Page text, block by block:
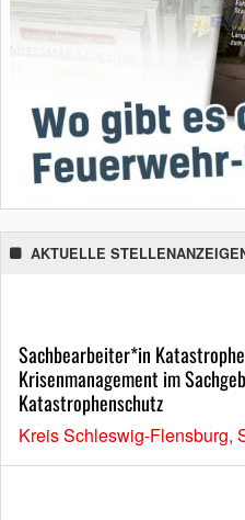
AKTUELLE
Sachbearbeiter*in
Krisenmanagement im
Katastrophenschutz
Kreis Schleswig-Flensburg,